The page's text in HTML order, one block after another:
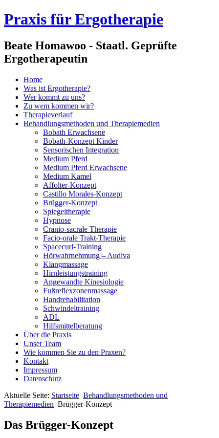
Praxis für Ergotherapie
Beate Homawoo - Staatl. Geprüfte
Ergotherapeutin
Home
Was ist Ergotherapie?
Wer kommt zu uns?
Zu wem kommen wir?
Therapieverlauf
Behandlungsmethoden und Therapiemedien
Bobath Erwachsene
Bobath-Konzept Kinder
Sensorischen Integration
Medium Pferd
Medium Pferd Erwachsene
Medium Kamel
Affolter-Konzept
Castillo Morales-Konzept
Brügger-Konzept
Spiegeltherapie
Hypnose
Cranio-sacrale Therapie
Facio-orale Trakt-Therapie
Spacecurl-Training
Hörwahrnehmung – Audiva
Klangmassage
Hirnleistungstraining
Angewandte Kinesiologie
Fußreflexzonenmassage
Handrehabilitation
Schwindeltraining
ADL
Hilfsmittelberatung
Über die Praxis
Unser Team
Wie kommen Sie zu den Praxen?
Kontakt
Impressum
Datenschutz
Aktuelle Seite: Startseite Behandlungsmethoden und
Therapiemedien Brügger-Konzept
Das Brügger-Konzept